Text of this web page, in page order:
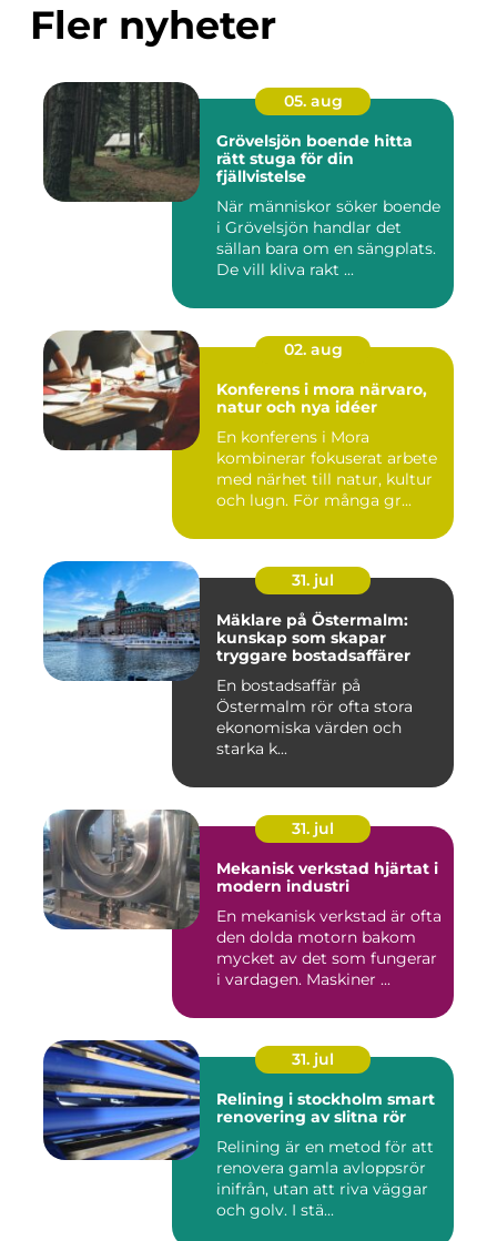
Fler nyheter
05. aug
Grövelsjön boende hitta
rätt stuga för din
fjällvistelse
När människor söker boende
i Grövelsjön handlar det
sällan bara om en sängplats.
De vill kliva rakt ...
02. aug
Konferens i mora närvaro,
natur och nya idéer
En konferens i Mora
kombinerar fokuserat arbete
med närhet till natur, kultur
och lugn. För många gr...
31. jul
Mäklare på Östermalm:
kunskap som skapar
tryggare bostadsaffärer
En bostadsaffär på
Östermalm rör ofta stora
ekonomiska värden och
starka k...
31. jul
Mekanisk verkstad hjärtat i
modern industri
En mekanisk verkstad är ofta
den dolda motorn bakom
mycket av det som fungerar
i vardagen. Maskiner ...
31. jul
Relining i stockholm smart
renovering av slitna rör
Relining är en metod för att
renovera gamla avloppsrör
inifrån, utan att riva väggar
och golv. I stä...